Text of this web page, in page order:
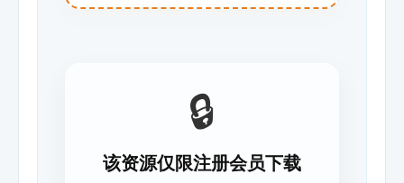
🔒
该资源仅限注册会员下载